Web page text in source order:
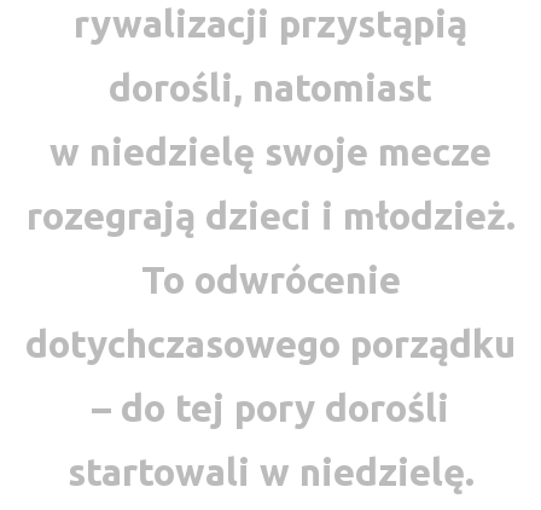
rywalizacji przystąpią
dorośli, natomiast
w niedzielę swoje mecze
rozegrają dzieci i młodzież.
To odwrócenie
dotychczasowego porządku
– do tej pory dorośli
startowali w niedzielę.